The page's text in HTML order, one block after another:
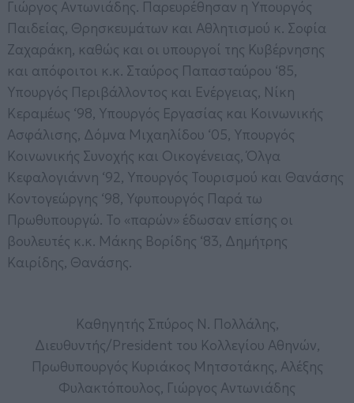
Γιώργος Αντωνιάδης. Παρευρέθησαν η Υπουργός
Παιδείας, Θρησκευμάτων και Αθλητισμού κ. Σοφία
Ζαχαράκη, καθώς και οι υπουργοί της Κυβέρνησης
και απόφοιτοι κ.κ. Σταύρος Παπασταύρου ‘85,
Υπουργός Περιβάλλοντος και Ενέργειας, Νίκη
Κεραμέως ‘98, Υπουργός Εργασίας και Κοινωνικής
Ασφάλισης, Δόμνα Μιχαηλίδου ‘05, Υπουργός
Κοινωνικής Συνοχής και Οικογένειας, Όλγα
Κεφαλογιάννη ‘92, Υπουργός Τουρισμού και Θανάσης
Κοντογεώργης ‘98, Υφυπουργός Παρά τω
Πρωθυπουργώ. Το «παρών» έδωσαν επίσης οι
βουλευτές κ.κ. Μάκης Βορίδης ‘83, Δημήτρης
Καιρίδης, Θανάσης.
Καθηγητής Σπύρος Ν. Πολλάλης,
Διευθυντής/President του Κολλεγίου Αθηνών,
Πρωθυπουργός Κυριάκος Μητσοτάκης, Αλέξης
Φυλακτόπουλος, Γιώργος Αντωνιάδης